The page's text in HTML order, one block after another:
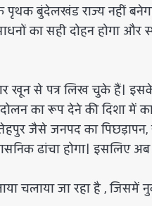
पृथक बुंदेलखंड राज्य नहीं
का सही दोहन होगा और
खून से पत्र लिख चुके हैं। इसके
का रूप देने की दिशा में
जैसे जनपद का
ढांचा होगा।
चलाया जा रहा है , जिसमें